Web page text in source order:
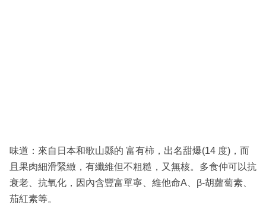
味道：來自日本和歌山縣的 富有柿，出名甜爆(14 度)，而
且果肉細滑緊緻，有纖維但不粗糙，又無核。多食仲可以抗
衰老、抗氧化，因內含豐富單寧、維他命A、β-胡蘿蔔素、
茄紅素等。